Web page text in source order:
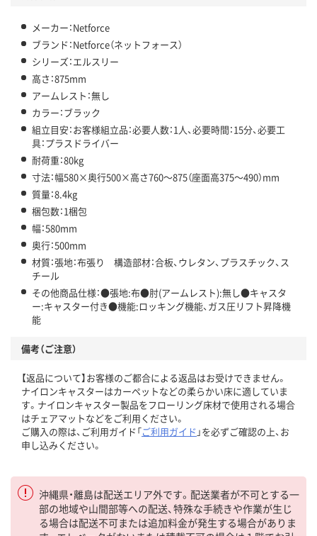
メーカー：Netforce
ブランド：Netforce（ネットフォース）
シリーズ：エルスリー
高さ：875mm
アームレスト：無し
カラー：ブラック
組立目安：お客様組立品：必要人数：1人、必要時間：15分、必要工
具：プラスドライバー
耐荷重：80kg
寸法：幅580×奥行500×高さ760～875（座面高375～490）mm
質量：8.4kg
梱包数：1梱包
幅：580mm
奥行：500mm
材質：張地：布張り 構造部材：合板、ウレタン、プラスチック、ス
チール
その他商品仕様：●張地:布●肘(アームレスト):無し●キャスタ
ー:キャスター付き●機能:ロッキング機能、ガス圧リフト昇降機
能
備考（ご注意）
【返品について】お客様のご都合による返品はお受けできません。
ナイロンキャスターはカーペットなどの柔らかい床に適していま
す。ナイロンキャスター製品をフローリング床材で使用される場合
はチェアマットなどをご利用ください。
ご購入の際は、ご利用ガイド「ご利用ガイド 」を必ずご確認の上、お
申し込みください。
沖縄県・離島は配送エリア外です。配送業者が不可とする一
部の地域や山間部等への配送、特殊な手続きや作業が生じ
る場合は配送不可または追加料金が発生する場合がありま